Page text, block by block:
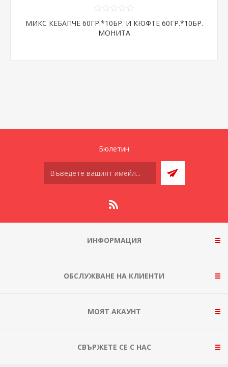
МИКС КЕБАПЧЕ 60ГР.*10БР. И КЮФТЕ 60ГР.*10БР.
МОНИТА
Бюлетин
ИНФОРМАЦИЯ
ОБСЛУЖВАНЕ НА КЛИЕНТИ
МОЯТ АКАУНТ
СВЪРЖЕТЕ СЕ С НАС